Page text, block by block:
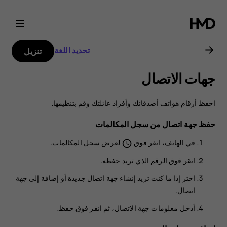
دليل
مستخدم
هاتف
Nokia
8.1
تحديد اللغة تنزيل
جهات الاتصال
احفظ أرقام هواتف أصدقائك وأفراد عائلتك وقم بتنظيمها.
حفظ جهة اتصال من سجل المكالمات
في الهاتف، انقر فوق schedule لعرض سجل المكالمات.
انقر فوق الرقم الذي تريد حفظه.
اختر إذا ما كنت تريد إنشاء جهة اتصال جديدة أو إضافة إلى جهة
اتصال.
أدخل معلومات جهة الاتصال، ثم انقر فوق حفظ.